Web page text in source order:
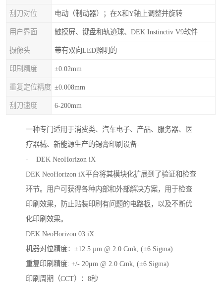
刮刀对位 电动（制动器）；在X和Y轴上调整并旋转
用户界面 触摸屏、键盘和轨迹球、DEK Instinctiv V9软件
摄像头 带有双向LED照明的
印刷精度 ±0.02mm
重复定位精度 ±0.008mm
刮刀速度 6-200mm
一种专门适用于消费类、汽车电子、产品、服务器、医
疗器械、新能源生产的锡膏印刷设备-
- DEK NeoHorizon iX
DEK NeoHorizon iX平台将其模块化扩展到了验证和检查
环节。用户可获得各种内部和外部解决方案，用于检查
印刷效果，防止贴装印刷有问题的电路板，以及不断优
化印刷效果。
DEK NeoHorizon 03 iX:
机器对位精度：±12.5 µm @ 2.0 Cmk, (±6 Sigma)
重复印刷精度: +/- 20μm @ 2.0 Cmk, (±6 Sigma)
印刷周期（CCT）：8秒